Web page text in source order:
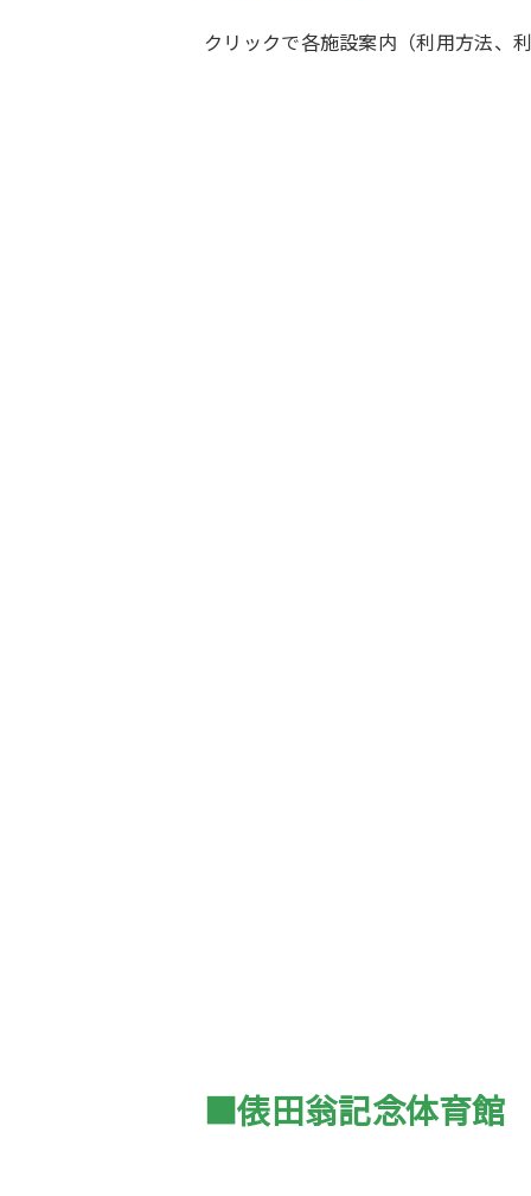
クリックで各施設案内（利用方法、
■俵田翁記念体育館